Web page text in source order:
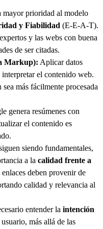
mayor prioridad al modelo
y Fiabilidad (E-E-A-T).
y las webs con buena
de ser citadas.
Markup): Aplicar datos
el contenido web.
más fácilmente procesada
genera resúmenes con
el contenido es
siendo fundamentales,
a la calidad frente a
deben provenir de
calidad y relevancia al
entender la intención
más allá de las